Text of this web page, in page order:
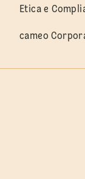
Etica e
cameo